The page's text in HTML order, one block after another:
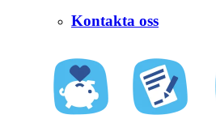
Kontakta oss